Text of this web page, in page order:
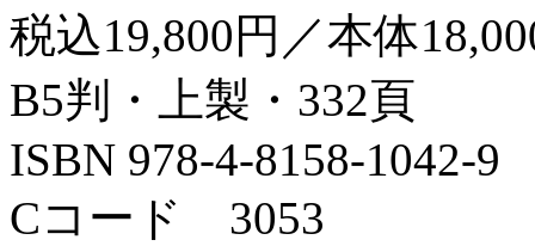
税込19,800円／本体
B5判・上製・332頁
ISBN 978-4-8158-1042-9
Cコード 3053